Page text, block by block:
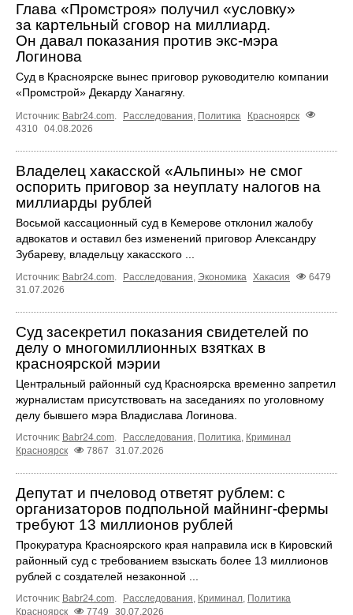
Глава «Промстроя» получил «условку»
за картельный сговор на миллиард.
Он давал показания против экс-мэра
Логинова
Суд в Красноярске вынес приговор руководителю компании
«Промстрой» Декарду Ханагяну.
Источник: Babr24.com Расследования Политика
Красноярск
4310 04.08.2026
Владелец хакасской «Альпины» не смог
оспорить приговор за неуплату налогов на
миллиарды рублей
Восьмой кассационный суд в Кемерове отклонил жалобу
адвокатов и оставил без изменений приговор Александру
Зубареву, владельцу хакасского ...
Источник: Babr24.com Расследования Экономика Хакасия
6479
31.07.2026
Суд засекретил показания свидетелей по
делу о многомиллионных взятках в
красноярской мэрии
Центральный районный суд Красноярска временно запретил
журналистам присутствовать на заседаниях по уголовному
делу бывшего мэра Владислава Логинова.
Источник: Babr24.com Расследования Политика Криминал
Красноярск
7867 31.07.2026
Депутат и пчеловод ответят рублем: с
организаторов подпольной майнинг-фермы
требуют 13 миллионов рублей
Прокуратура Красноярского края направила иск в Кировский
районный суд с требованием взыскать более 13 миллионов
рублей с создателей незаконной ...
Источник: Babr24.com Расследования Криминал Политика
Красноярск
7749 30.07.2026